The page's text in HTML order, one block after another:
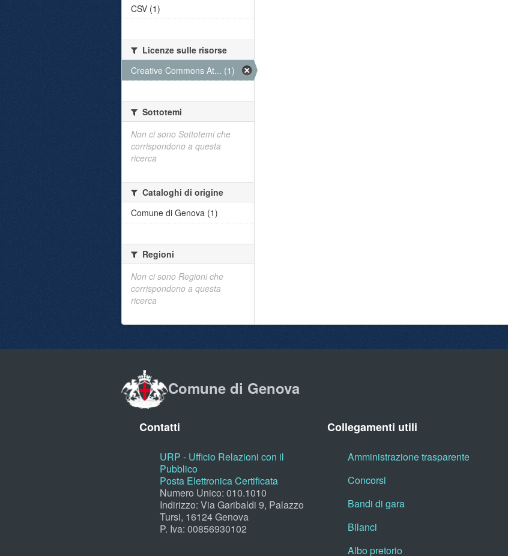
CSV (1)
Licenze sulle risorse
Creative Commons At... (1)
Sottotemi
Non ci sono Sottotemi che
corrispondono a questa
ricerca
Cataloghi di origine
Comune di Genova (1)
Regioni
Non ci sono Regioni che
corrispondono a questa
ricerca
Comune di Genova
Contatti
URP - Ufficio Relazioni con il
Pubblico
Posta Elettronica Certificata
Numero Unico: 010.1010
Indirizzo: Via Garibaldi 9, Palazzo
Tursi, 16124 Genova
P. Iva: 00856930102
Collegamenti utili
Amministrazione trasparente
Concorsi
Bandi di gara
Bilanci
Albo pretorio